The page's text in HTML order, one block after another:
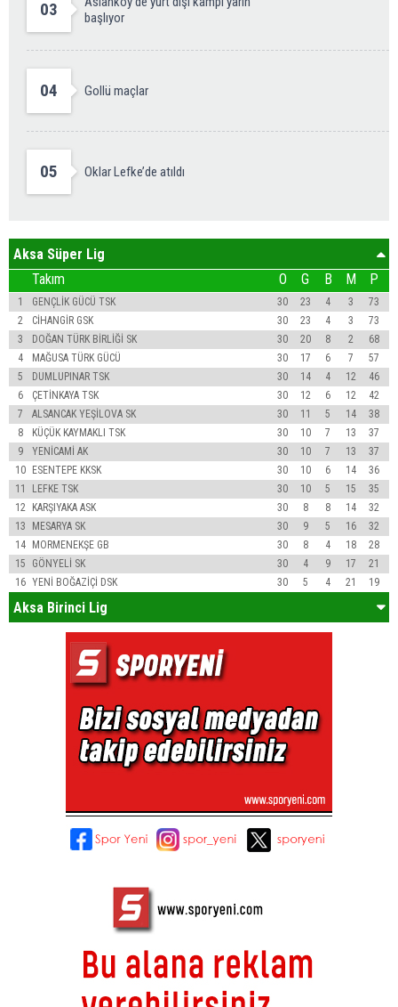
03
başlıyor
04 Gollü maçlar
05 Oklar Lefke’de atıldı
Aksa Süper Lig
Takım
O G B M P
1 GENÇLİK GÜCÜ TSK 30 23 4 3
73
2
CİHANGİR GSK 30 23 4 3
73
3
DOĞAN TÜRK BİRLİĞİ SK 30 20 8 2
68
4
MAĞUSA TÜRK GÜCÜ 30 17 6 7
57
5
DUMLUPINAR TSK 30 14 4 12
46
6
ÇETİNKAYA TSK 30 12 6 12
42
7
ALSANCAK YEŞİLOVA SK 30 11 5 14
38
8
KÜÇÜK KAYMAKLI TSK 30 10 7 13
37
9
YENİCAMİ AK 30 10 7 13
37
10 ESENTEPE KKSK 30 10 6 14
36
11
LEFKE TSK 30 10 5 15
35
12
KARŞIYAKA ASK 30 8 8 14
32
13
MESARYA SK 30 9 5 16
32
14 MORMENEKŞE GB 30 8 4 18
28
15
GÖNYELİ SK 30 4 9 17
21
16 YENİ BOĞAZİÇİ DSK 30 5 4 21 19
Aksa Birinci Lig